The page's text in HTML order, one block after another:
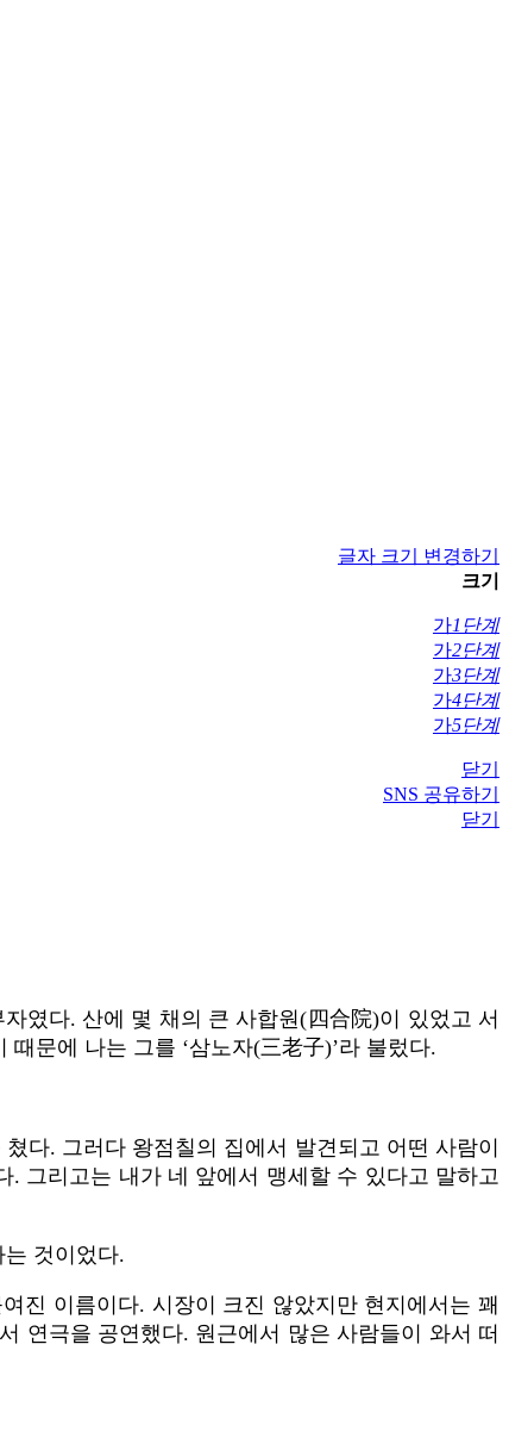
글자 크기 변경하기
크기
가1단계
가2단계
가3단계
가4단계
가5단계
닫기
SNS 공유하기
닫기
였다. 산에 몇 채의 큰 사합원(四合院)이 있었고 서
문에 나는 그를 ‘삼노자(三老子)’라 불렀다.
다. 그러다 왕점칠의 집에서 발견되고 어떤 사람이
그리고는 내가 네 앞에서 맹세할 수 있다고 말하고
것이었다.
진 이름이다. 시장이 크진 않았지만 현지에서는 꽤
연극을 공연했다. 원근에서 많은 사람들이 와서 떠